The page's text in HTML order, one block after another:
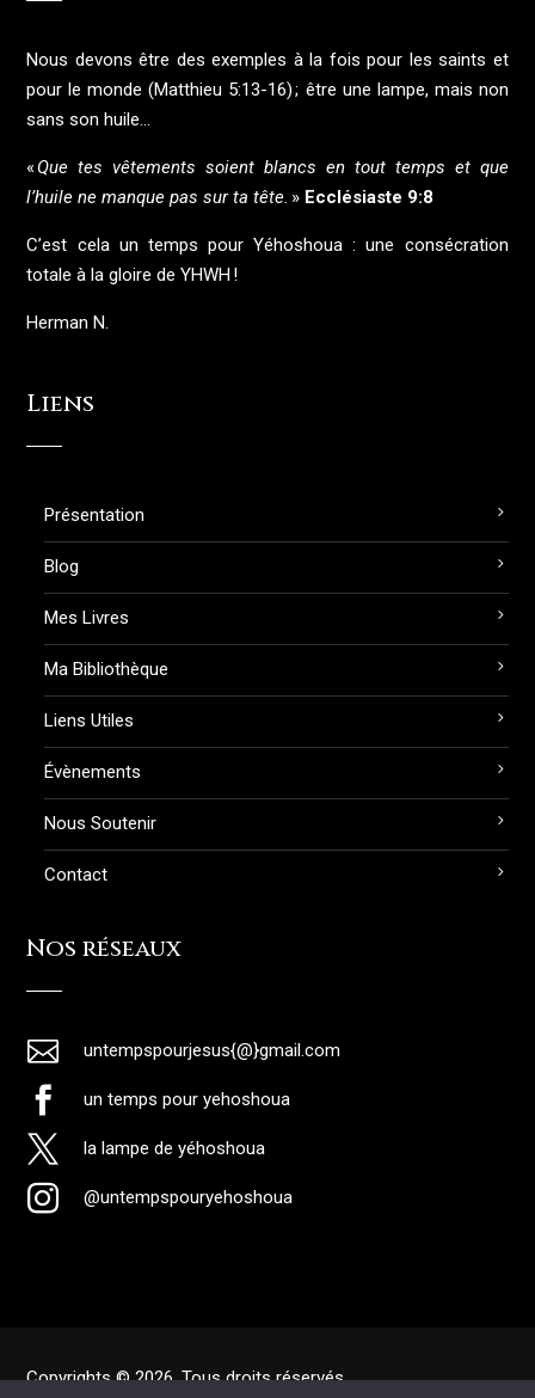
Nous devons être des exemples à la fois pour les saints et
pour le monde (Matthieu 5:13-16) ; être une lampe, mais non
sans son huile…
«Que tes vêtements soient blancs en tout temps et que
l’huile ne manque pas sur ta tête. » Ecclésiaste 9:8
C’est cela un temps pour Yéhoshoua : une consécration
totale à la gloire de YHWH !
Herman N.
Liens
Présentation
Blog
Mes Livres
Ma Bibliothèque
Liens Utiles
Évènements
Nous Soutenir
Contact
Nos réseaux
 untempspourjesus{@}gmail.com
 un temps pour yehoshoua
 la lampe de yéhoshoua
 @untempspouryehoshoua
Copyrights © 2026. Tous droits réservés